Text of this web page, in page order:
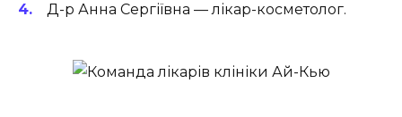
Д-р Анна Сергіївна — лікар-косметолог.